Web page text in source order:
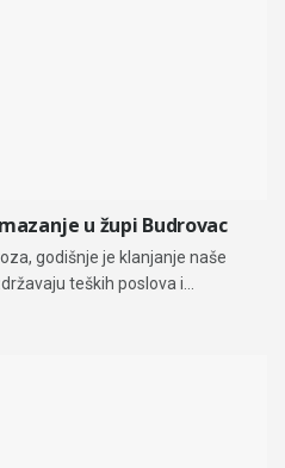
u župi Budrovac
godišnje je klanjanje naše
teških poslova i...